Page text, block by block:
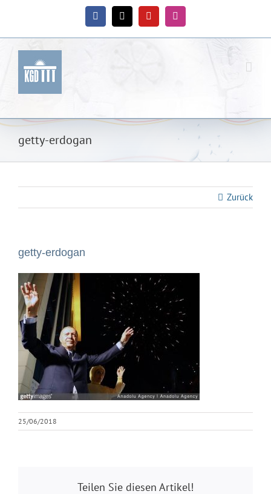
Facebook
X YouTubeInstagram
getty-erdogan
Zurück
getty-erdogan
25/06/2018
Teilen Sie diesen Artikel!